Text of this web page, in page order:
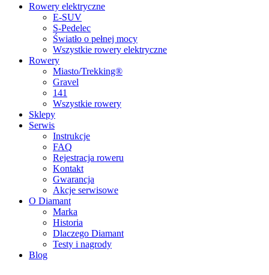
Rowery elektryczne
E-SUV
S-Pedelec
Światło o pełnej mocy
Wszystkie rowery elektryczne
Rowery
Miasto/Trekking®
Gravel
141
Wszystkie rowery
Sklepy
Serwis
Instrukcje
FAQ
Rejestracja roweru
Kontakt
Gwarancja
Akcje serwisowe
O Diamant
Marka
Historia
Dlaczego Diamant
Testy i nagrody
Blog